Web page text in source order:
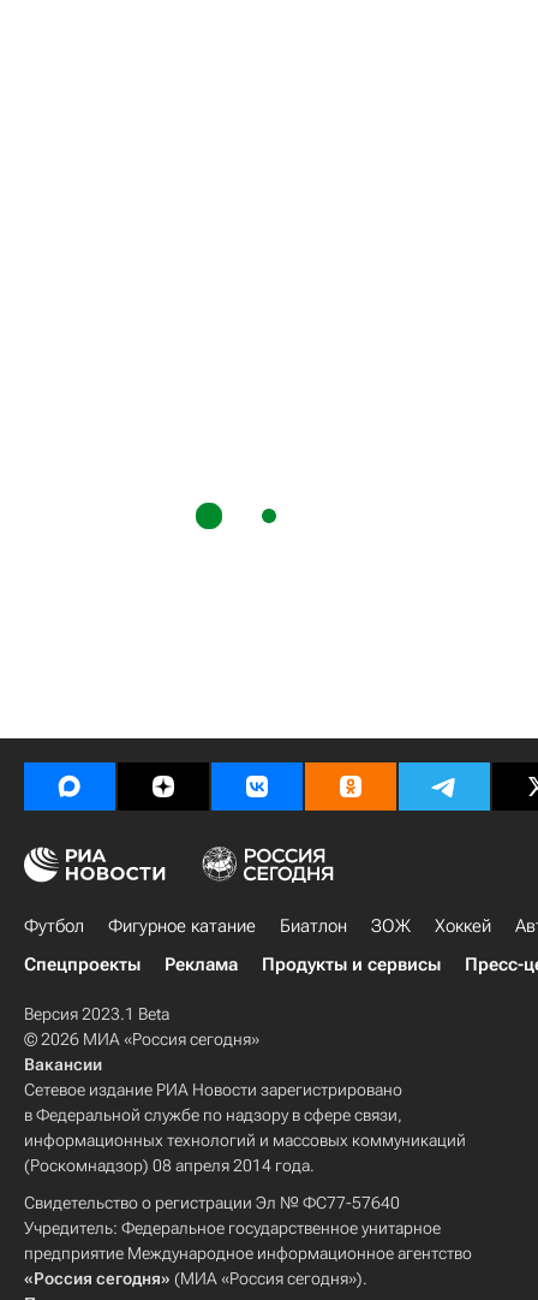
Футбол Фигурное катание Биатлон ЗОЖ Хоккей
Спецпроекты
Реклама Продукты и сервисы Пресс-
Версия 2023.1 Beta
© 2026 МИА «Россия сегодня»
Вакансии
Сетевое издание РИА Новости зарегистрировано
в Федеральной службе по надзору в сфере связи,
информационных технологий и массовых коммуникаций
(Роскомнадзор) 08 апреля 2014 года.
Свидетельство о регистрации Эл № ФС77-57640
Учредитель: Федеральное государственное унитарное
предприятие Международное информационное агентство
«Россия сегодня» (МИА «Россия сегодня»).